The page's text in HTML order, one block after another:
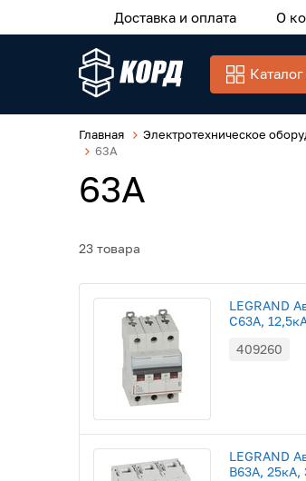
Доставка и оплата О
Главная Электротехническое
63А
63А
23 товара
LEGRAND
С63A,
409260
LEGRAND
B63A,